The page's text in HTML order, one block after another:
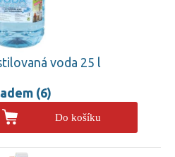
voda 25 l
(6)
Do košíku